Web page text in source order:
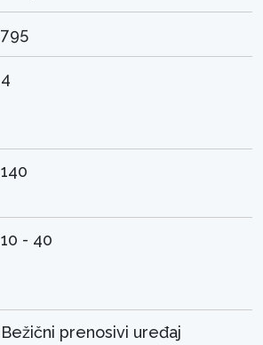
795
4
140
10 - 40
Bežični prenosivi uređaj